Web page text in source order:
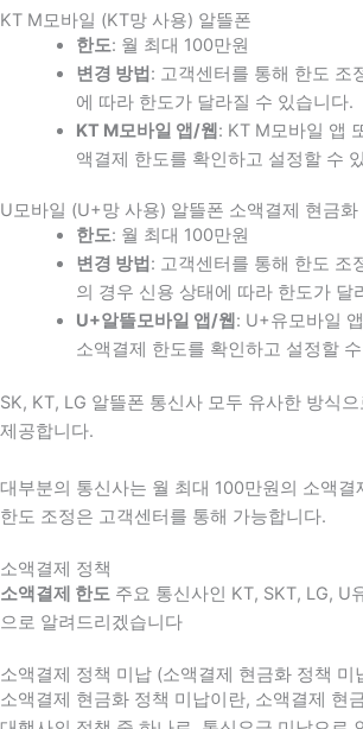
KT M모바일 (KT망 사용) 알뜰폰
한도: 월 최대 100만원
변경 방법 : 고객센터를 통해 한도 조
에 따라 한도가 달라질 수 있습니다.
KT M모바일 앱/웹 : KT M모바일 앱
액결제 한도를 확인하고 설정할 수
U모바일 (U+망 사용) 알뜰폰 소액결제 현금화
한도: 월 최대 100만원
변경 방법 : 고객센터를 통해 한도 조
의 경우 신용 상태에 따라 한도가 달
U+알뜰모바일 앱/웹 : U+유모바일
소액결제 한도를 확인하고 설정할
SK, KT, LG 알뜰폰 통신사 모두 유사한 방식
제공합니다.
대부분의 통신사는 월 최대 100만원의 소액결
한도 조정은 고객센터를 통해 가능합니다.
소액결제 정책
소액결제 한도 주요 통신사인 KT, SKT, LG, U
으로 알려드리겠습니다
소액결제 정책 미납 (소액결제 현금화 정책 미
소액결제 현금화 정책 미납이란, 소액결제 현